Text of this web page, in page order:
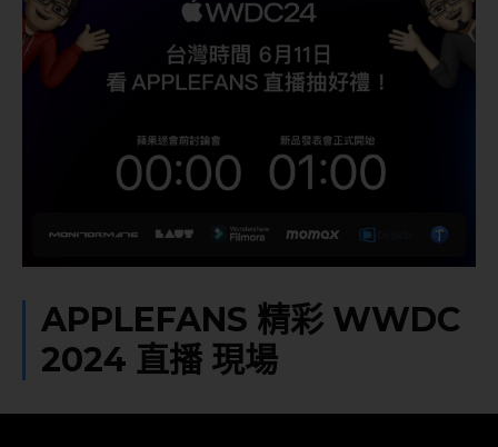
APPLEFANS 精彩 WWDC
2024 直播 現場